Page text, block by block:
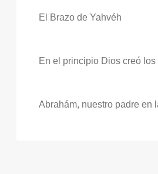
El Brazo de Yahvéh
En el principio Dios creó
Abrahám, nuestro padre en